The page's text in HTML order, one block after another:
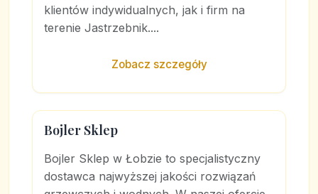
klientów indywidualnych, jak i firm na
terenie Jastrzebnik....
Zobacz szczegóły
Bojler Sklep
Bojler Sklep w Łobzie to specjalistyczny
dostawca najwyższej jakości rozwiązań